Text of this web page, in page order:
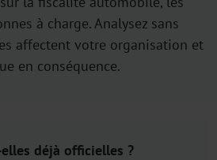
à charge. Analysez sans
affectent votre organisation et
en conséquence.
déjà officielles ?